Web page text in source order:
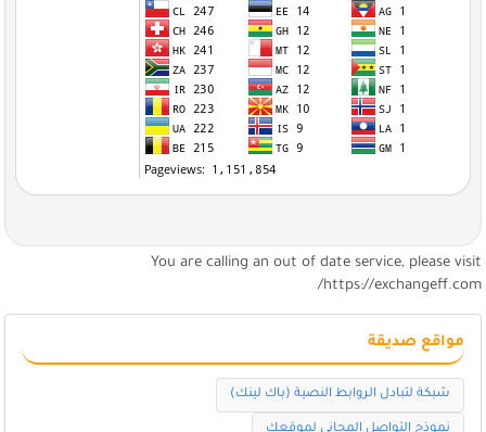
You are calling an out of date service, please visit
https://exchangeff.com/
مواقع صديقة
شبكة لتبادل الروابط النصية (باك لينك)
نموذج التواصل المجاني لموقعك